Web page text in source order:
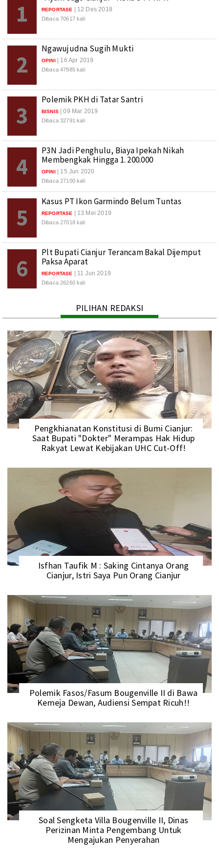
1 REPORTASE | 12 Des 2018
Dibaca 70617 kali
2
Ngawujudna Sugih Mukti
OPINI | 16 Apr 2019
Dibaca 47985 kali
3
Polemik PKH di Tatar Santri
BISNIS | 09 Mar 2019
Dibaca 32791 kali
4
P3N Jadi Penghulu, Biaya Ipekah Nikah
Membengkak Hingga 1. 200.000
OPINI | 15 Jun 2020
Dibaca 27100 kali
5
Kasus PT Ikon Garmindo Belum Tuntas
REPORTASE | 13 Mei 2019
Dibaca 27018 kali
6
Plt Bupati Cianjur Terancam Bakal Dijemput
Paksa Aparat
REPORTASE | 11 Jun 2019
Dibaca 26260 kali
PILIHAN REDAKSI
Pengkhianatan Konstitusi di Bumi Cianjur:
Saat Bupati "Dokter" Merampas Hak Hidup
Rakyat Lewat Kebijakan UHC Cut-Off!
Isfhan Taufik M : Saking Cintanya Orang
Cianjur, Istri Saya Pun Orang Cianjur
Polemik Fasos/Fasum Bougenville II di Bawa
Kemeja Dewan, Audiensi Sempat Ricuh!!
Soal Sengketa Villa Bougenville II, Dinas
Perizinan Minta Pengembang Untuk
Mengajukan Penyerahan